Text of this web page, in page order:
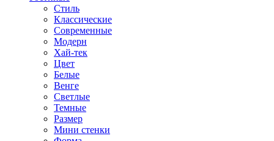
Стиль
Классические
Современные
Модерн
Хай-тек
Цвет
Белые
Венге
Светлые
Темные
Размер
Мини стенки